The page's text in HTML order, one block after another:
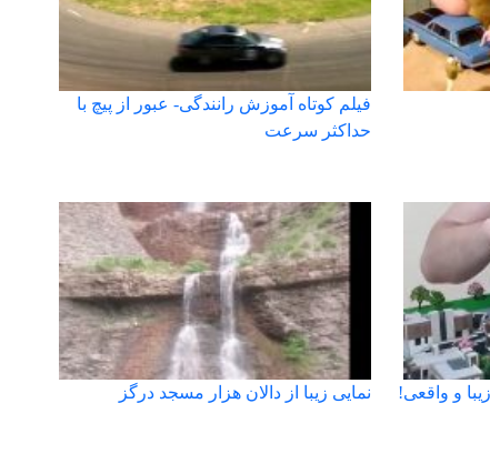
فیلم کوتاه آموزش رانندگی- عبور از پیچ با
حداکثر سرعت
نمایی زیبا از دالان هزار مسجد درگز